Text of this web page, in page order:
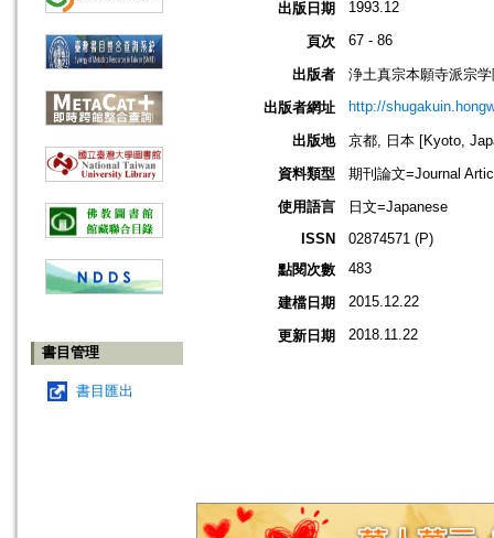
書目管理
書目匯出
出版日期 1993.12
頁次 67 - 86
出版者
浄土真宗本願寺派宗
出版者網址
http://
出版地
京都, 日本 [Kyoto,
資料類型
期刊論文=Journal
使用語言
日文=Japanese
ISSN
02874571 (P)
點閱次數
483
建檔日期 2015.12.22
更新日期 2018.11.22